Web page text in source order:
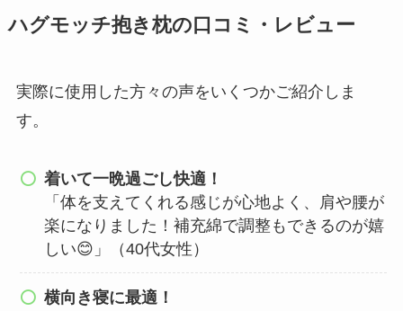
ハグモッチ抱き枕の口コミ・レビュー
実際に使用した方々の声をいくつかご紹介しま
す。
着いて一晩過ごし快適！
「体を支えてくれる感じが心地よく、肩や腰が
楽になりました！補充綿で調整もできるのが嬉
しい😊」（40代女性）
横向き寝に最適！